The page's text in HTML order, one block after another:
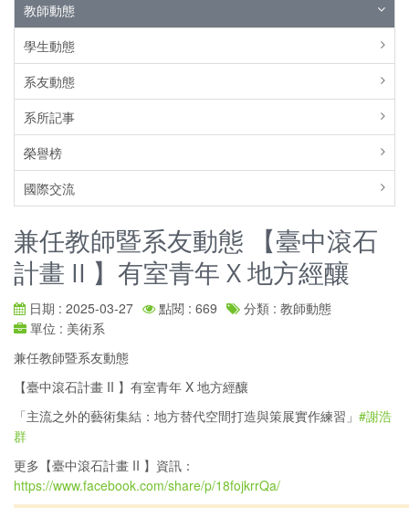
教師動態
學生動態
系友動態
系所記事
榮譽榜
國際交流
兼任教師暨系友動態 【臺中滾石
計畫 II 】有室青年 X 地方經釀
日期 : 2025-03-27 點閱 : 669
分類 : 教師動態
單位 : 美術系
兼任教師暨系友動態
【臺中滾石計畫 II 】有室青年 X 地方經釀
「主流之外的藝術集結：地方替代空間打造與策展實作練習」 #謝浩
群
更多【臺中滾石計畫 II 】資訊：
https://www.facebook.com/share/p/18fojkrrQa/